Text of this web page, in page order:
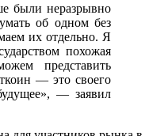
были неразрывно
об одном без
их отдельно. Я
похожая
представить
— это своего
— заявил